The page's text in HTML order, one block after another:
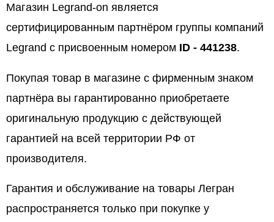
Магазин Legrand-on является
сертифицированным партнёром группы компаний
Legrand с присвоенным номером ID - 441238.
Покупая товар в магазине с фирменным знаком
партнёра вы гарантированно приобретаете
оригинальную продукцию с действующей
гарантией на всей территории РФ от
производителя.
Гарантия и обслуживание на товары Легран
распространяется только при покупке у